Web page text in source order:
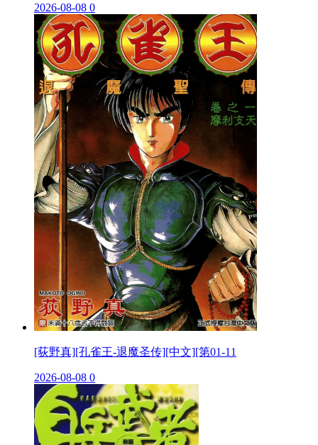
2026-08-08 0
[荻野真][孔雀王-退魔圣传][中文][第01-11
2026-08-08 0